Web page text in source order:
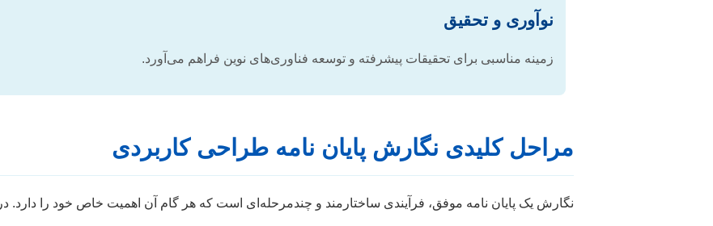
نوآوری و تحقیق
زمینه مناسبی برای تحقیقات پیشرفته و توسعه فناوری‌های نوین فراهم می‌آورد.
مراحل کلیدی نگارش پایان نامه طراحی کاربردی
نگارش یک پایان نامه موفق، فرآیندی ساختارمند و چندمرحله‌ای است که هر گام آن اهمیت خاص خود را دارد.